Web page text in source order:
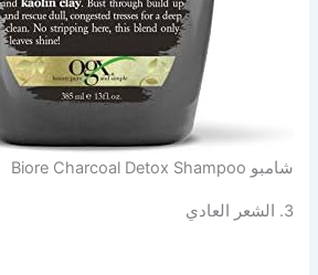
شامبو Biore Charcoal Detox Shampoo
3. الشعر العادي